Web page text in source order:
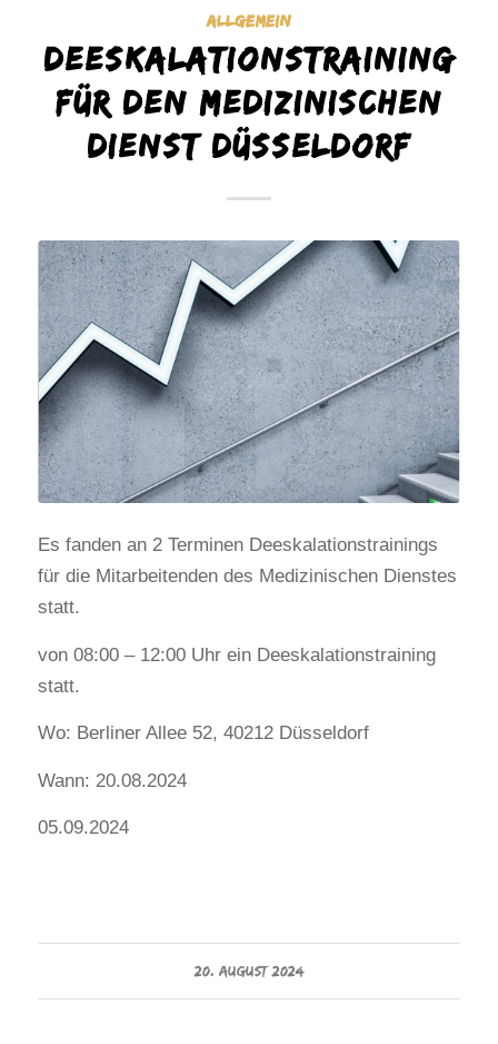
ALLGEMEIN
Deeskalationstraining
für den Medizinischen
Dienst Düsseldorf
Es fanden an 2 Terminen Deeskalationstrainings
für die Mitarbeitenden des Medizinischen Dienstes
statt.
von 08:00 – 12:00 Uhr ein Deeskalationstraining
statt.
Wo: Berliner Allee 52, 40212 Düsseldorf
Wann: 20.08.2024
05.09.2024
20. AUGUST 2024